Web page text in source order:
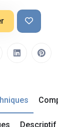
Descriptif